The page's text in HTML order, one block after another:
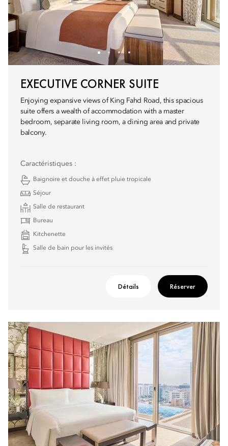
EXECUTIVE CORNER SUITE
Enjoying expansive views of King Fahd Road, this spacious
suite offers a wealth of accommodation with a master
bedroom, separate living room, a dining area and private
balcony.
Caractéristiques :
Baignoire et douche à effet pluie tropicale
Séjour
Salle de restaurant
Bureau
Kitchenette
Salle de bain pour les invités
Détails Réserver